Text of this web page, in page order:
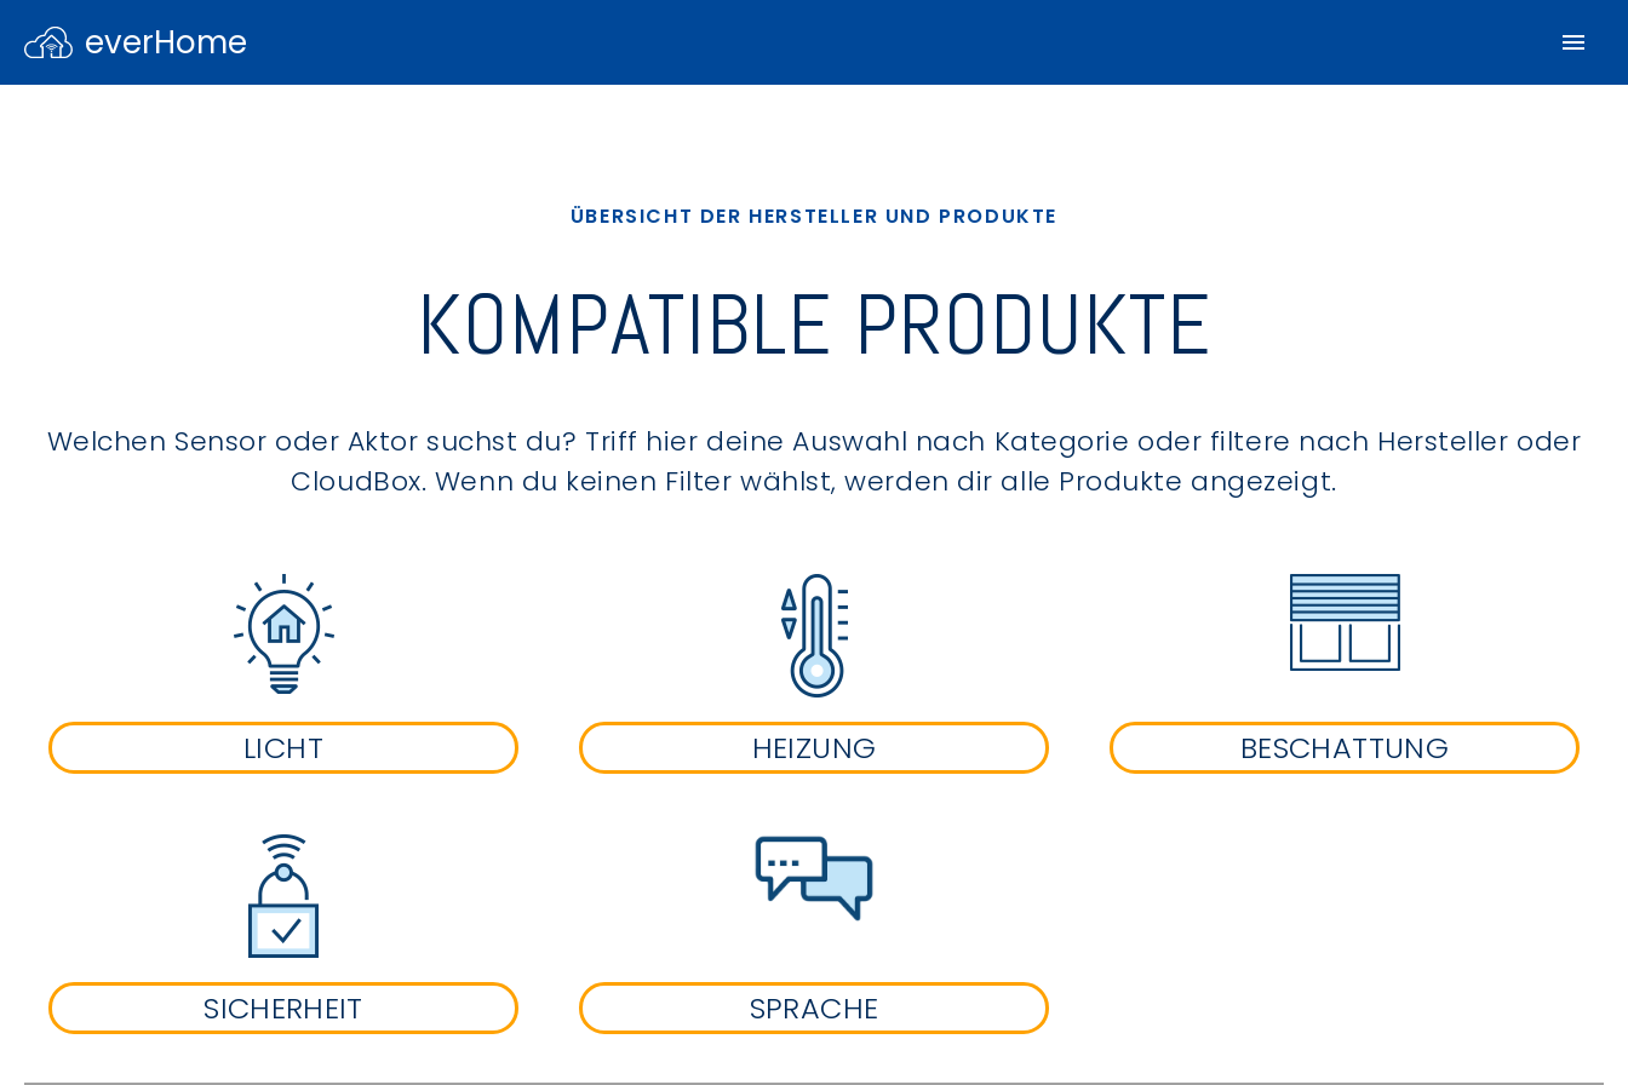
everHome
ÜBERSICHT DER HERSTELLER UND PRODUKTE
KOMPATIBLE PRODUKTE
Welchen Sensor oder Aktor suchst du? Triff hier deine Auswahl nach Kategorie oder filtere nach Hersteller oder
CloudBox. Wenn du keinen Filter wählst, werden dir alle Produkte angezeigt.
LICHT HEIZUNG BESCHATTUNG
SICHERHEIT SPRACHE